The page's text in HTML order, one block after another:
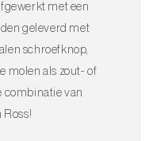
met een
geleverd met
schroefknop,
molen als zout- of
combinatie van